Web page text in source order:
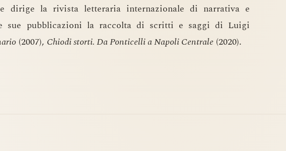
dirige la rivista letteraria internazionale di narrativa e
sue pubblicazioni la raccolta di scritti e saggi di Luigi
(2007), Chiodi storti. Da Ponticelli a Napoli Centrale (2020).